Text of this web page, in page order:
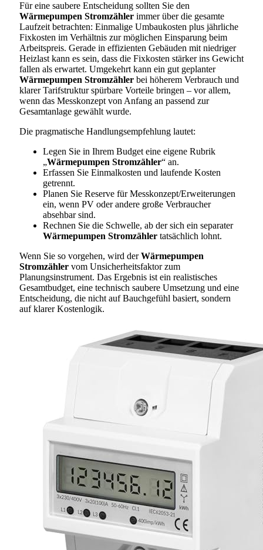
Für eine saubere Entscheidung sollten Sie den
Wärmepumpen Stromzähler immer über die gesamte
Laufzeit betrachten: Einmalige Umbaukosten plus jährliche
Fixkosten im Verhältnis zur möglichen Einsparung beim
Arbeitspreis. Gerade in effizienten Gebäuden mit niedriger
Heizlast kann es sein, dass die Fixkosten stärker ins Gewicht
fallen als erwartet. Umgekehrt kann ein gut geplanter
Wärmepumpen Stromzähler bei höherem Verbrauch und
klarer Tarifstruktur spürbare Vorteile bringen – vor allem,
wenn das Messkonzept von Anfang an passend zur
Gesamtanlage gewählt wurde.
Die pragmatische Handlungsempfehlung lautet:
Legen Sie in Ihrem Budget eine eigene Rubrik
„Wärmepumpen Stromzähler“ an.
Erfassen Sie Einmalkosten und laufende Kosten
getrennt.
Planen Sie Reserve für Messkonzept/Erweiterungen
ein, wenn PV oder andere große Verbraucher
absehbar sind.
Rechnen Sie die Schwelle, ab der sich ein separater
Wärmepumpen Stromzähler tatsächlich lohnt.
Wenn Sie so vorgehen, wird derWärmepumpen
Stromzähler vom Unsicherheitsfaktor zum
Planungsinstrument. Das Ergebnis ist ein realistisches
Gesamtbudget, eine technisch saubere Umsetzung und eine
Entscheidung, die nicht auf Bauchgefühl basiert, sondern
auf klarer Kostenlogik.